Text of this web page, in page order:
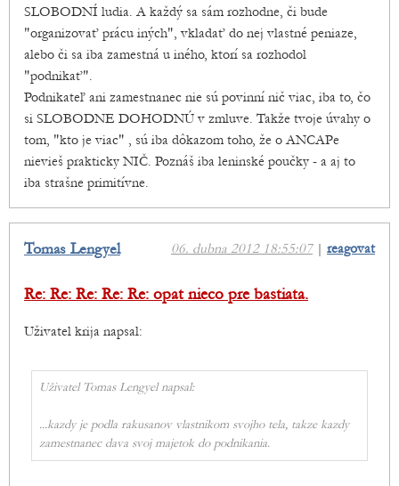
SLOBODNÍ ludia. A každý sa sám rozhodne, či bude
"organizovať prácu iných", vkladať do nej vlastné peniaze,
alebo či sa iba zamestná u iného, ktorí sa rozhodol
"podnikať".
Podnikateľ ani zamestnanec nie sú povinní nič viac, iba to, čo
si SLOBODNE DOHODNÚ v zmluve. Takže tvoje úvahy o
tom, "kto je viac" , sú iba dôkazom toho, že o ANCAPe
nievieš prakticky NIČ. Poznáš iba leninské poučky - a aj to
iba strašne primitívne.
06. dubna 2012 18:55:07| reagovat
Tomas Lengyel
Re: Re: Re: Re: Re: opat nieco pre bastiata.
Uživatel krija napsal:
Uživatel Tomas Lengyel napsal:
...kazdy je podla rakusanov vlastnikom svojho tela, takze kazdy
zamestnanec dava svoj majetok do podnikania.